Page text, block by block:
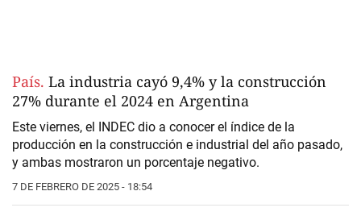
País. La industria cayó 9,4% y la construcción
27% durante el 2024 en Argentina
Este viernes, el INDEC dio a conocer el índice de la
producción en la construcción e industrial del año pasado,
y ambas mostraron un porcentaje negativo.
7 DE FEBRERO DE 2025 - 18:54